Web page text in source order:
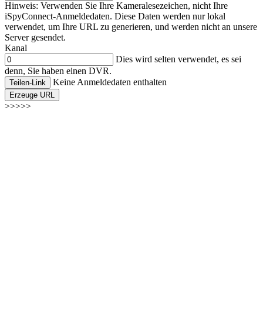
Hinweis: Verwenden Sie Ihre Kameralesezeichen, nicht Ihre
iSpyConnect-Anmeldedaten. Diese Daten werden nur lokal
verwendet, um Ihre URL zu generieren, und werden nicht an unsere
Server gesendet.
Kanal
Dies wird selten verwendet, es sei
denn, Sie haben einen DVR.
Teilen-Link Keine Anmeldedaten enthalten
Erzeuge URL
>>>>>